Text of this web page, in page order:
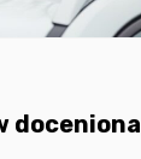
doceniona